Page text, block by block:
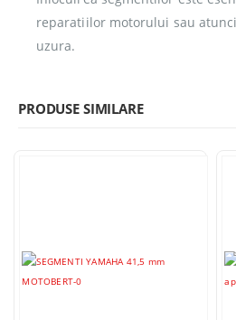
reparatiilor motorului sau
uzura.
PRODUSE SIMILARE